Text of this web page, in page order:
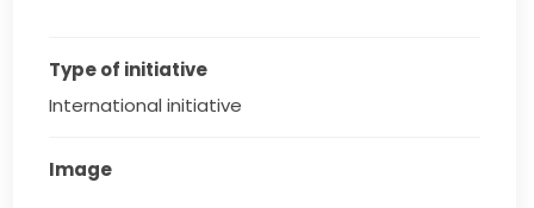
Type of initiative
International initiative
Image